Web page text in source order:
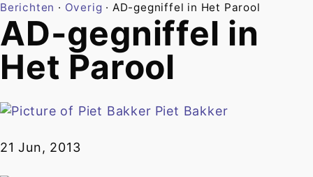
Berichten · Overig · AD-gegniffel in Het Parool
AD-gegniffel in
Het Parool
Piet Bakker
21 Jun, 2013